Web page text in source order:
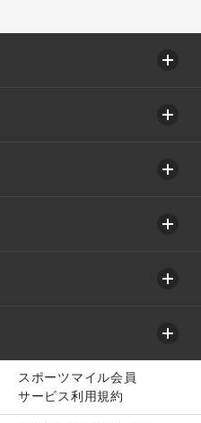
スポーツマイル会員
サービス利用規約